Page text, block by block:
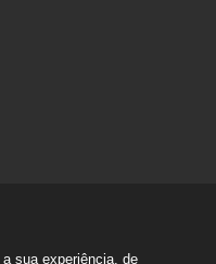
sua experiência, de